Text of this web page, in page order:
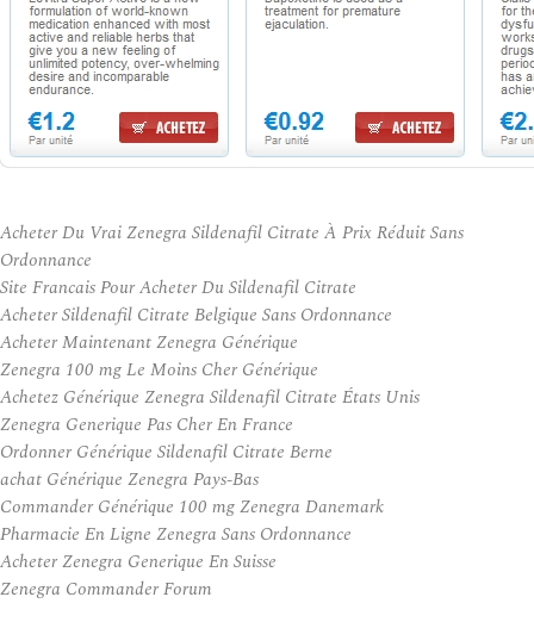
Acheter Du Vrai Zenegra Sildenafil Citrate À Prix Réduit Sans
Ordonnance
Site Francais Pour Acheter Du Sildenafil Citrate
Acheter Sildenafil Citrate Belgique Sans Ordonnance
Acheter Maintenant Zenegra Générique
Zenegra 100 mg Le Moins Cher Générique
Achetez Générique Zenegra Sildenafil Citrate États Unis
Zenegra Generique Pas Cher En France
Ordonner Générique Sildenafil Citrate Berne
achat Générique Zenegra Pays-Bas
Commander Générique 100 mg Zenegra Danemark
Pharmacie En Ligne Zenegra Sans Ordonnance
Acheter Zenegra Generique En Suisse
Zenegra Commander Forum